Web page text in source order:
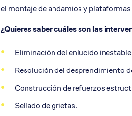
el montaje de andamios y
¿Quieres saber cuáles son las
Eliminación del enlucido
Resolución del desprendimiento
Construcción de refuerzos
Sellado de grietas.